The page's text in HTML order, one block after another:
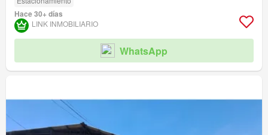
Hace 30+ días
LINK INMOBILIARIO
WhatsApp